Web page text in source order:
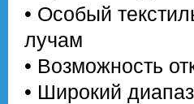
• Особый
лучам
• Возможность
• Широкий